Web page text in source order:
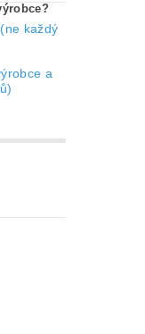
každý
a